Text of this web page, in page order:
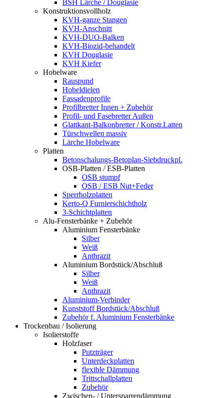
BSH Lärche / Douglasie
Konstruktionsvollholz
KVH-ganze Stangen
KVH-Anschnitt
KVH-DUO-Balken
KVH-Biozid-behandelt
KVH Douglasie
KVH Kiefer
Hobelware
Rauspund
Hobeldielen
Fassadenprofile
Profilbretter Innen + Zubehör
Profil- und Fasebretter Außen
Glattkant-Balkonbretter / Konstr.Latten
Türschwellen massiv
Lärche Hobelware
Platten
Betonschalungs-Betoplan-Siebdruckpl.
OSB-Platten / ESB-Platten
OSB stumpf
OSB / ESB Nut+Feder
Sperrholzplatten
Kerto-Q Furnierschichtholz
3-Schichtplatten
Alu-Fensterbänke + Zubehör
Aluminium Fensterbänke
Silber
Weiß
Anthrazit
Aluminium Bordstück/Abschluß
Silber
Weiß
Anthrazit
Aluminium-Verbinder
Kunststoff Bordstück/Abschluß
Zubehör f. Aluminium Fensterbänke
Trockenbau / Isolierung
Isolierstoffe
Holzfaser
Putzträger
Unterdeckplatten
flexible Dämmung
Trittschallplatten
Zubehör
Zwischen- / Untersparrendämmung